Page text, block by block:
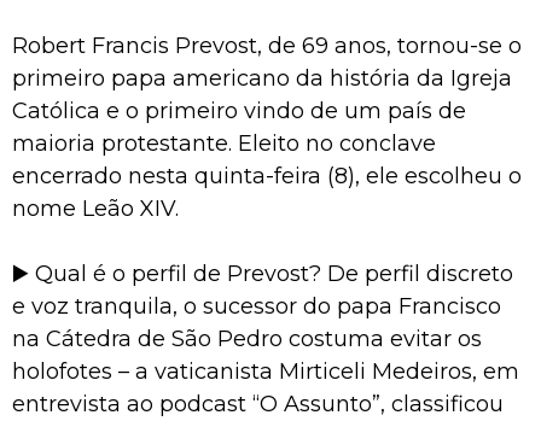
Robert Francis Prevost, de 69 anos, tornou-se o
primeiro papa americano da história da Igreja
Católica e o primeiro vindo de um país de
maioria protestante. Eleito no conclave
encerrado nesta quinta-feira (8), ele escolheu o
nome Leão XIV.
▶️ Qual é o perfil de Prevost? De perfil discreto
e voz tranquila, o sucessor do papa Francisco
na Cátedra de São Pedro costuma evitar os
holofotes – a vaticanista Mirticeli Medeiros, em
entrevista ao podcast “O Assunto”, classificou